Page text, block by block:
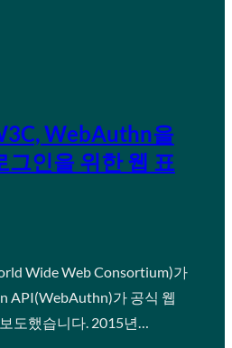
WebAuthn을
그인을 위한 웹 표
Wide Web Consortium)가
API(WebAuthn)가 공식 웹
도했습니다. 2015년…